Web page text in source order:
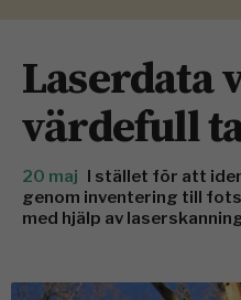
Laserdata
värdefull
20 maj I stället för att
genom inventering till
med hjälp av